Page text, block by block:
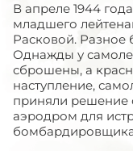
В апреле 1944
младшего
Расковой. Разное
Однажды у
сброшены, а
наступление,
приняли решение
аэродром для